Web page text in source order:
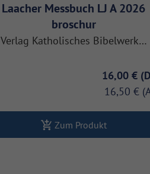
Laacher Messbuch LJ A 2026
broschur
Verlag Katholisches Bibelwerk…
16,00 €
16,50 €
Zum Produkt